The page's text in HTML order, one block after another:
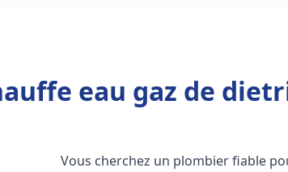
eau gaz de
Vous cherchez un plombier fiable